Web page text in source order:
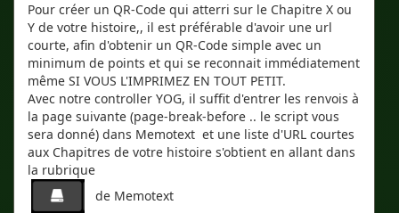
Pour créer un QR-Code qui atterri sur le Chapitre X ou
Y de votre histoire,, il est préférable d'avoir une url
courte, afin d'obtenir un QR-Code simple avec un
minimum de points et qui se reconnait immédiatement
même SI VOUS L'IMPRIMEZ EN TOUT PETIT.
Avec notre controller YOG, il suffit d'entrer les renvois à
la page suivante (page-break-before .. le script vous
sera donné) dans Memotext et une liste d'URL courtes
aux Chapitres de votre histoire s'obtient en allant dans
la rubrique
de Memotext